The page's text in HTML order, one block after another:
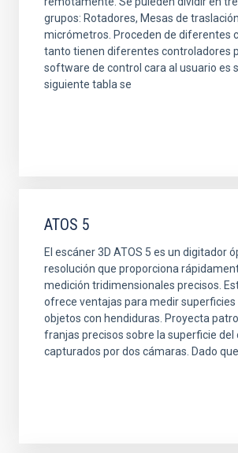
grupos: Rotadores, Mesas de
micrómetros. Proceden de diferentes
tanto tienen diferentes controladores
software de control cara al usuario es
siguiente tabla se
ATOS 5
El escáner 3D ATOS 5 es un digitador
resolución que proporciona
medición tridimensionales precisos.
ofrece ventajas para medir
objetos con hendiduras. Proyecta
franjas precisos sobre la superficie del
capturados por dos cámaras. Dado